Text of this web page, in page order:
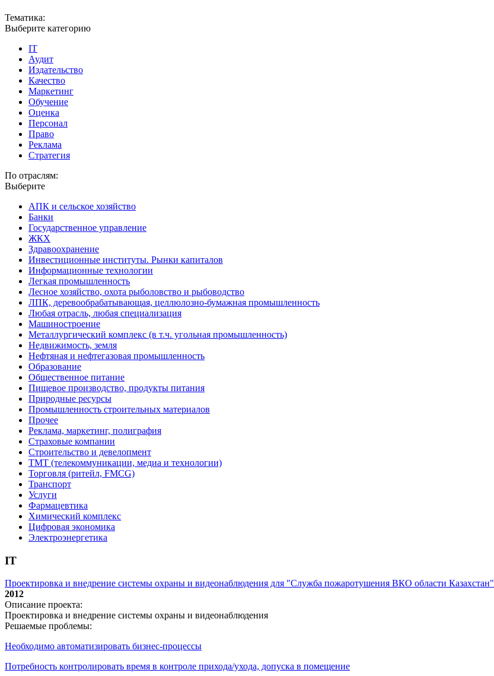
Тематика:
Выберите категорию
IT
Аудит
Издательство
Качество
Маркетинг
Обучение
Оценка
Персонал
Право
Реклама
Стратегия
По отраслям:
Выберите
АПК и сельское хозяйство
Банки
Государственное управление
ЖКХ
Здравоохранение
Инвестиционные институты. Рынки капиталов
Информационные технологии
Легкая промышленность
Лесное хозяйство, охота рыболовство и рыбоводство
ЛПК, деревообрабатывающая, целлюлозно-бумажная промышленность
Любая отрасль, любая специализация
Машиностроение
Металлургический комплекс (в т.ч. угольная промышленность)
Недвижимость, земля
Нефтяная и нефтегазовая промышленность
Образование
Общественное питание
Пищевое производство, продукты питания
Природные ресурсы
Промышленность строительных материалов
Прочее
Реклама, маркетинг, полиграфия
Страховые компании
Строительство и девелопмент
ТМТ (телекоммуникации, медиа и технологии)
Торговля (ритейл, FMCG)
Транспорт
Услуги
Фармацевтика
Химический комплекс
Цифровая экономика
Электроэнергетика
IT
Проектировка и внедрение системы охраны и видеонаблюдения для "Служба пожаротушения ВКО области Казахстан"
2012
Описание проекта:
Проектировка и внедрение системы охраны и видеонаблюдения
Решаемые проблемы:
Необходимо автоматизировать бизнес-процессы
Потребность контролировать время в контроле прихода/ухода, допуска в помещение